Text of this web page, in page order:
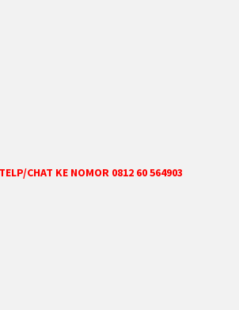
CHAT KE NOMOR 0812 60 564903